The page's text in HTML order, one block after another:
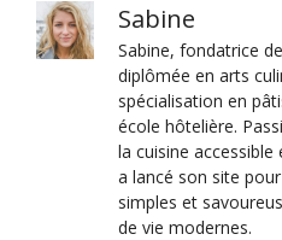
Sabine
Sabine, fondatrice
diplômée en arts
spécialisation en
école hôtelière.
la cuisine
a lancé son site
simples et
de vie modernes.